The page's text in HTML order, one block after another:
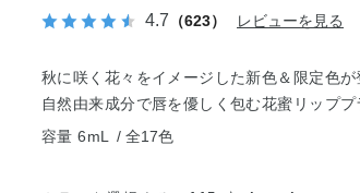
4.7 （623） レビューを見る
秋に咲く花々をイメージした新色＆限定色が
自然由来成分で唇を優しく包む花蜜リッププ
容量 6mL
全17色